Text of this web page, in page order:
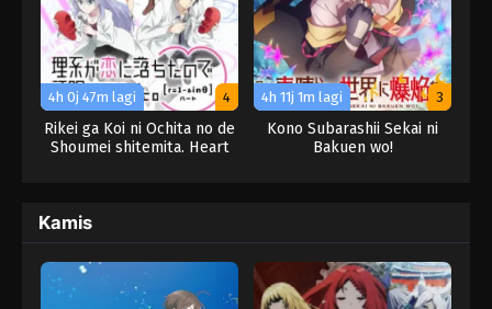
4h 0j 47m lagi 4
Rikei ga Koi ni Ochita no de
Shoumei shitemita. Heart
4h 11j 1m lagi 3
Kono Subarashii Sekai ni
Bakuen wo!
Kamis